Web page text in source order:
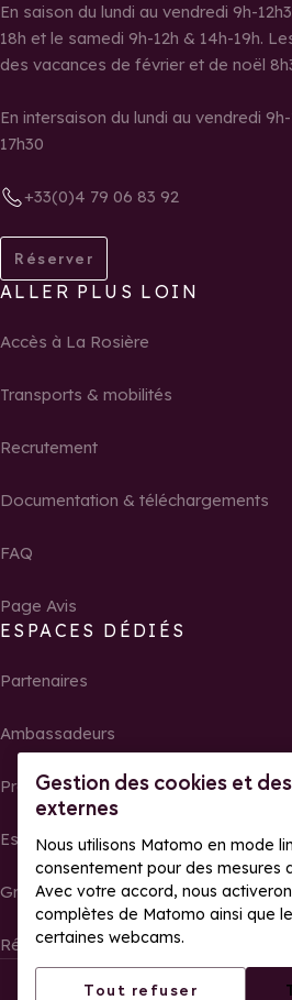
Gestion des cookies et
externes
Nous utilisons Matomo en mode
consentement pour des mesures
Avec votre accord, nous
complètes de Matomo ainsi que
certaines webcams.
Tout refuser
En saison du lundi au vendredi 9h-
18h et le samedi 9h-12h & 14h-19h.
des vacances de février et de noël
En intersaison du lundi au vendredi
17h30
+33(0)4 79 06 83 92
Réserver
ALLER PLUS LOIN
Accès à La Rosière
Transports & mobilités
Recrutement
Documentation & téléchargements
FAQ
Page Avis
ESPACES DÉDIÉS
Partenaires
Ambassadeurs
Propriétaires
Espace presse
Groupes, séminaires et tour operator
Résultats et photos de courses
Tous droits réservés
Mentions